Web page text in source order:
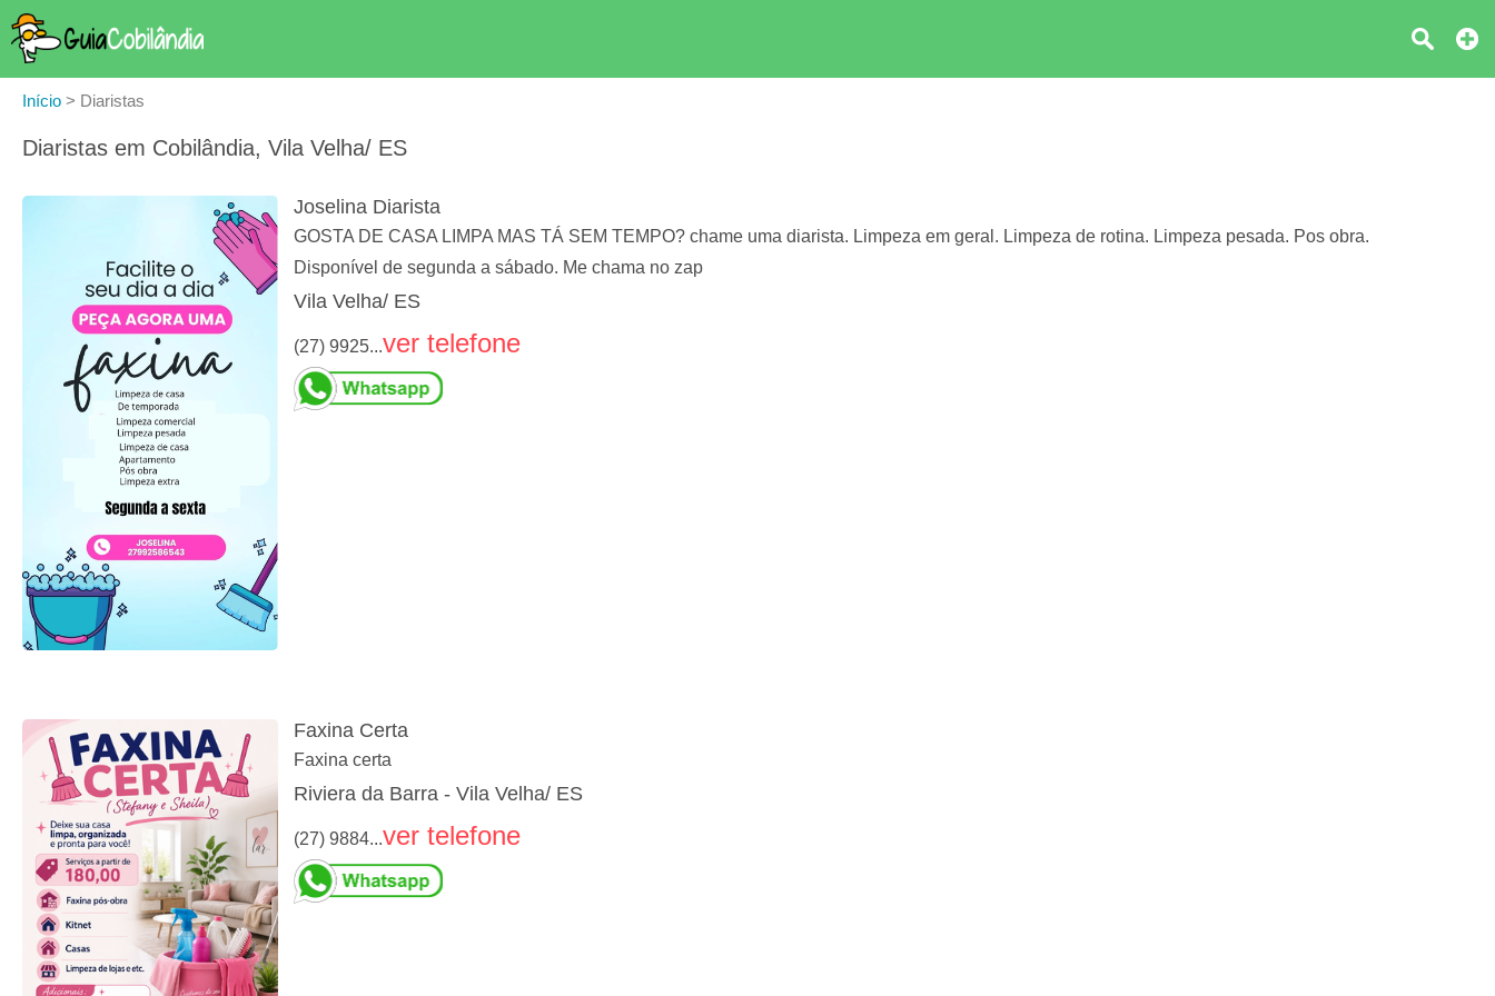
Início > Diaristas
Diaristas em Cobilândia, Vila Velha/ ES
Joselina Diarista
GOSTA DE CASA LIMPA MAS TÁ SEM TEMPO? chame uma diarista. Limpeza em geral. Limpeza de rotina. Limpeza pesada. Pos obra.
Disponível de segunda a sábado. Me chama no zap
Vila Velha/ ES
(27) 9925...ver telefone
Faxina Certa
Faxina certa
Riviera da Barra - Vila Velha/ ES
(27) 9884...ver telefone